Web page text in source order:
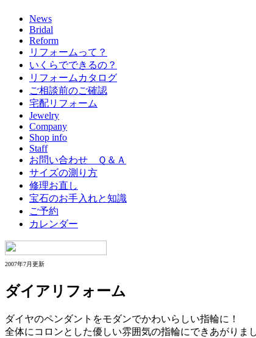
News
Bridal
Reform
リフォームって？
いくらでできるの？
リフォームカタログ
ご相談前のご確認
宅配リフォーム
Jewelry
Company
Shop info
Staff
お問い合わせ Ｑ＆Ａ
サイズの測り方
修理お直し
宝石のお手入れと知識
ご予約
カレンダー
2007年7月更新
ダイアリフォーム
ダイヤのペンダントをモダンでかわいらしい指輪に！
全体にコロンとした優しい雰囲気の指輪にできあがりまし